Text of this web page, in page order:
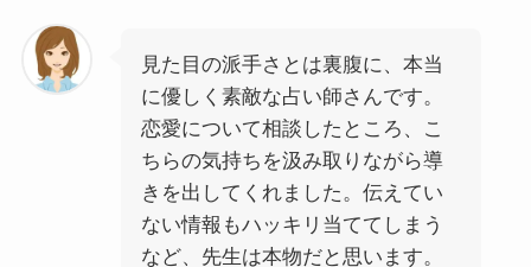
見た目の派手さとは裏腹に、本当
に優しく素敵な占い師さんです。
恋愛について相談したところ、こ
ちらの気持ちを汲み取りながら導
きを出してくれました。伝えてい
ない情報もハッキリ当ててしまう
など、先生は本物だと思います。